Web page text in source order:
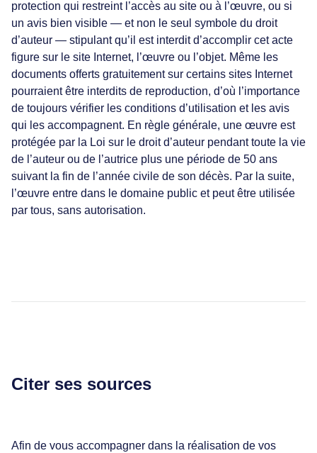
protection qui restreint l’accès au site ou à l’œuvre, ou si
un avis bien visible — et non le seul symbole du droit
d’auteur — stipulant qu’il est interdit d’accomplir cet acte
figure sur le site Internet, l’œuvre ou l’objet. Même les
documents offerts gratuitement sur certains sites Internet
pourraient être interdits de reproduction, d’où l’importance
de toujours vérifier les conditions d’utilisation et les avis
qui les accompagnent. En règle générale, une œuvre est
protégée par la Loi sur le droit d’auteur pendant toute la vie
de l’auteur ou de l’autrice plus une période de 50 ans
suivant la fin de l’année civile de son décès. Par la suite,
l’œuvre entre dans le domaine public et peut être utilisée
par tous, sans autorisation.
Citer ses sources
Afin de vous accompagner dans la réalisation de vos